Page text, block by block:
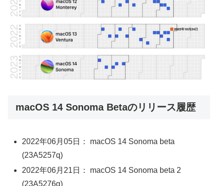
macOS 14 Sonoma Betaのリリース履歴
2022年06月05日： macOS 14 Sonoma beta
(23A5257q)
2022年06月21日： macOS 14 Sonoma beta 2
(23A5276g)